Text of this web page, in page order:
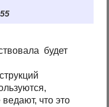
будет
что это